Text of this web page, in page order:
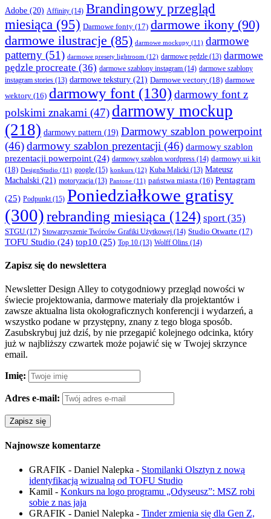
Adobe (20) Affinity (14) Brandingowy przegląd
miesiąca (95) Darmowe fonty (17) darmowe ikony (90)
darmowe ilustracje (85) darmowe mockupy (11) darmowe
patterny (51) darmowe presety lightroom (12) darmowe pędzle (13) darmowe
pędzle procreate (36) darmowe szablony instagram (14) darmowe szablony
instagram stories (13) darmowe tekstury (21) Darmowe vectory (18) darmowe
wektory (16) darmowy font (130)darmowy font z
polskimi znakami (47) darmowy mockup
(218) darmowy pattern (19) Darmowy szablon powerpoint
(46)darmowy szablon prezentacji (46) darmowy szablon
prezentacji powerpoint (24) darmowy szablon wordpress (14) darmowy ui kit
(18) DesignStudio (11) google (15) konkurs (12) Kuba Malicki (13) Mateusz
Machalski (21) motoryzacja (13) Pantone (11) państwa miasta (16) Pentagram
(25) Podpunkt (15) Poniedziałkowe gratisy
(300)rebranding miesiąca (124) sport (35)
STGU (17) Stowarzyszenie Twórców Grafiki Użytkowej (14) Studio Otwarte (17)
TOFU Studio (24) top10 (25) Top 10 (13) Wolff Olins (14)
Zapisz się do newslettera
Newsletter Design Alley to cotygodniowy przegląd nowości w
świecie projektowania, darmowe materiały dla projektantów i
zawsze aktualna lista okołograficznych konferencji i wydarzeń, a
wszystko podane w przystępny, znany z tego bloga sposób.
Zasubskrybuj już dziś, by nie przegapić kolejnego odcinka, który
już w najbliższy czwartek może pojawić się w Twojej skrzynce
email.
Imię:
Adres e-mail:
Najnowsze komentarze
GRAFIK - Daniel Nalepka - Stomilanki Olsztyn z nową
identyfikacją wizualną od TOFU Studio
Kamil - Konkurs na logo programu „Odyseusz”: MSZ robi
sobie z nas jaja
GRAFIK - Daniel Nalepka - Tinder zmienia się dla Gen Z,